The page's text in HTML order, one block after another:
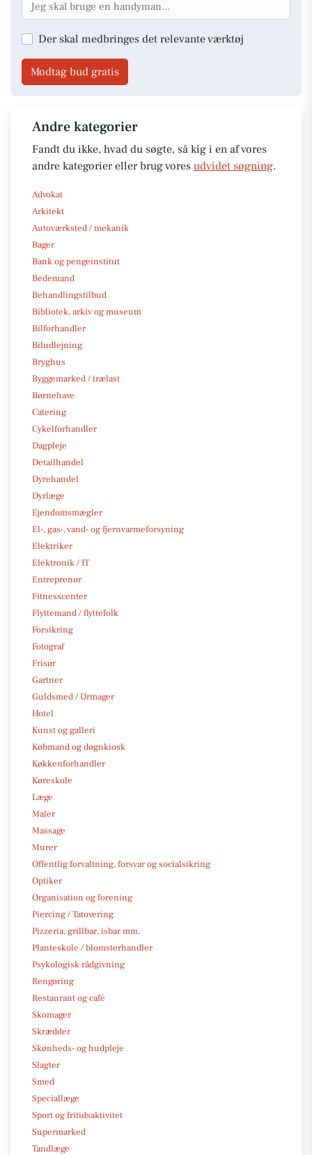
Der skal medbringes det relevante værktøj
Modtag bud gratis
Andre kategorier
Fandt du ikke, hvad du søgte, så kig i en af vores
andre kategorier eller brug vores udvidet søgning.
Advokat
Arkitekt
Autoværksted / mekanik
Bager
Bank og pengeinstitut
Bedemand
Behandlingstilbud
Bibliotek, arkiv og museum
Bilforhandler
Biludlejning
Bryghus
Byggemarked / trælast
Børnehave
Catering
Cykelforhandler
Dagpleje
Detailhandel
Dyrehandel
Dyrlæge
Ejendomsmægler
El-, gas-, vand- og fjernvarmeforsyning
Elektriker
Elektronik / IT
Entreprenør
Fitnesscenter
Flyttemand / flyttefolk
Forsikring
Fotograf
Frisør
Gartner
Guldsmed / Urmager
Hotel
Kunst og galleri
Købmand og døgnkiosk
Køkkenforhandler
Køreskole
Læge
Maler
Massage
Murer
Offentlig forvaltning, forsvar og socialsikring
Optiker
Organisation og forening
Piercing / Tatovering
Pizzeria, grillbar, isbar mm.
Planteskole / blomsterhandler
Psykologisk rådgivning
Rengøring
Restaurant og café
Skomager
Skrædder
Skønheds- og hudpleje
Slagter
Smed
Speciallæge
Sport og fritidsaktivitet
Supermarked
Tandlæge